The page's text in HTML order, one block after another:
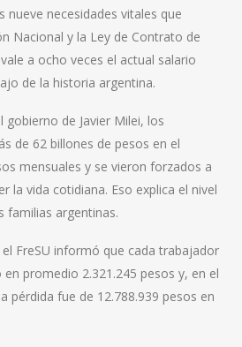
nueve necesidades vitales que
Nacional y la Ley de Contrato de
a ocho veces el actual salario
de la historia argentina.
gobierno de Javier Milei, los
de 62 billones de pesos en el
mensuales y se vieron forzados a
la vida cotidiana. Eso explica el nivel
familias argentinas.
FreSU informó que cada trabajador
promedio 2.321.245 pesos y, en el
pérdida fue de 12.788.939 pesos en